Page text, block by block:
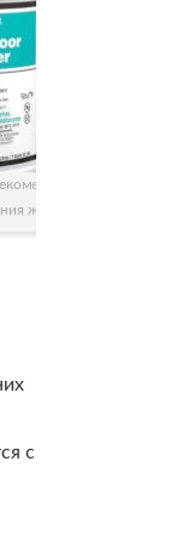
для
жирных пятен
с